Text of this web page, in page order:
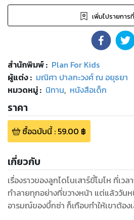
เพิ่มไปรายการ
สำนักพิมพ์: Plan For Kids
ผู้แต่ง : มณิศา ปาลกะวงศ์ ณ อยุธยา
หมวดหมู่: นิทาน, หนังสือเด็ก
ราคา
ซื้อฉบับนี้: 59.00 ฿
เกี่ยวกับ
เรื่องราวของลูกไดโนเสาร์ขี้โมโห ที่เวล
ทำลายทุกอย่างที่ขวางหน้า แต่แล้ววัน
อารมณ์ของบึ้กซ่า ก็เกือบทำให้เขาต้อ